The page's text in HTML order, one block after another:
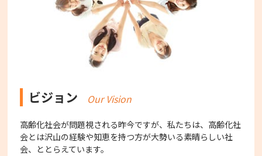
ビジョン Our Vision
高齢化社会が問題視される昨今ですが、私たちは、高齢化社
会とは沢山の経験や知恵を持つ方が大勢いる素晴らしい社
会、ととらえています。